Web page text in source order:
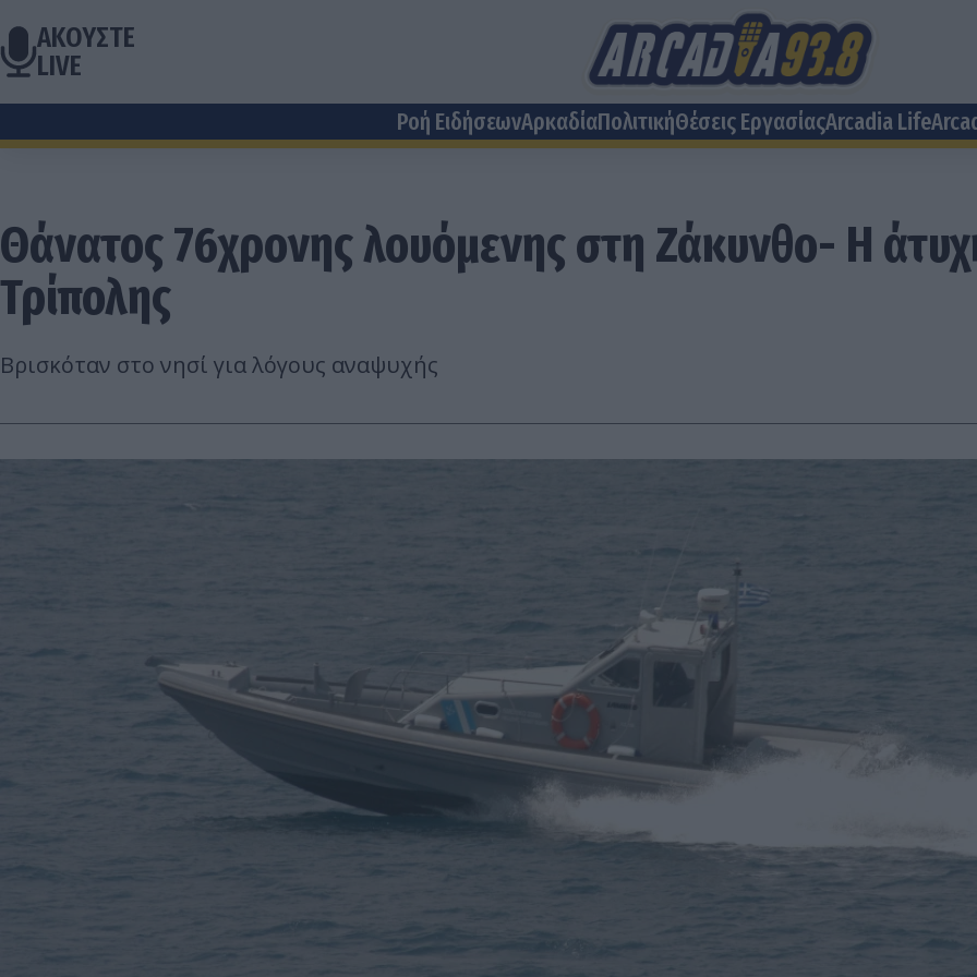
ΑΚΟΥΣΤΕ
LIVE
Ροή ΕιδήσεωνΑρκαδίαΠολιτικήΘέσεις EργασίαςArcadia Life
Θάνατος 76χρονης λουόμενης στη Ζάκυνθο- H
Τρίπολης
Βρισκόταν στο νησί για λόγους αναψυχής